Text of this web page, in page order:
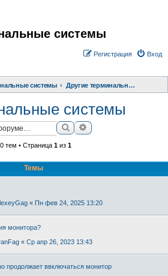
системы
Вход
Регистрация
системы Другие терминальные системы
системы
ПоискРасширенный поиск
тем • Страница 1из 1
Темы
« Пн фев 24, 2025 13:20
монитора?
« Ср апр 26, 2023 13:43
продолжает ввключаться монитор